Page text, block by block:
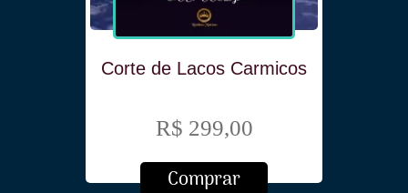
Corte de Lacos Carmicos
R$ 299,00
Comprar